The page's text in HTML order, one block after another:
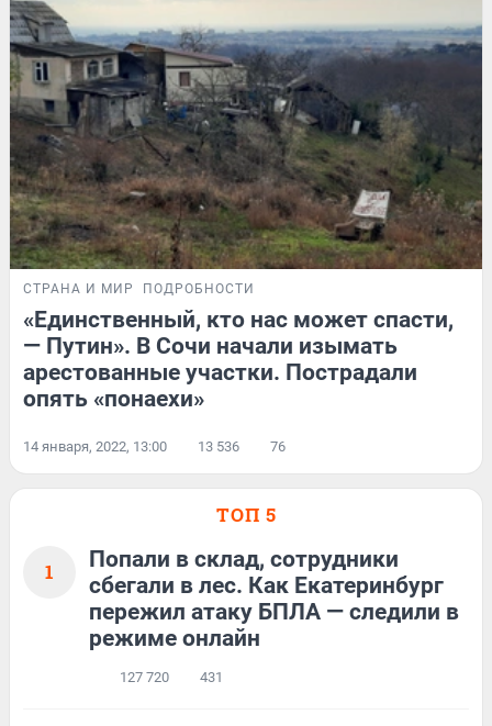
СТРАНА И МИР ПОДРОБНОСТИ
«Единственный, кто нас может спасти,
— Путин». В Сочи начали изымать
арестованные участки. Пострадали
опять «понаехи»
14 января, 2022, 13:00 13 536 76
ТОП 5
1
Попали в склад, сотрудники
сбегали в лес. Как Екатеринбург
пережил атаку БПЛА — следили в
режиме онлайн
127 720 431